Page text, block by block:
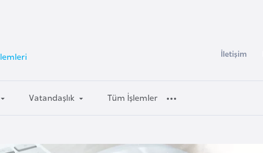
İletişim
Vatandaşlık Tüm İşlemler